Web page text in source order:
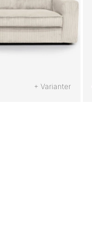
+ Varianter